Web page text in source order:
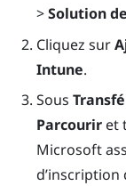
>Solution
Cliquez sur
Intune.
Sous
Parcouriret
Microsoft
d’inscription